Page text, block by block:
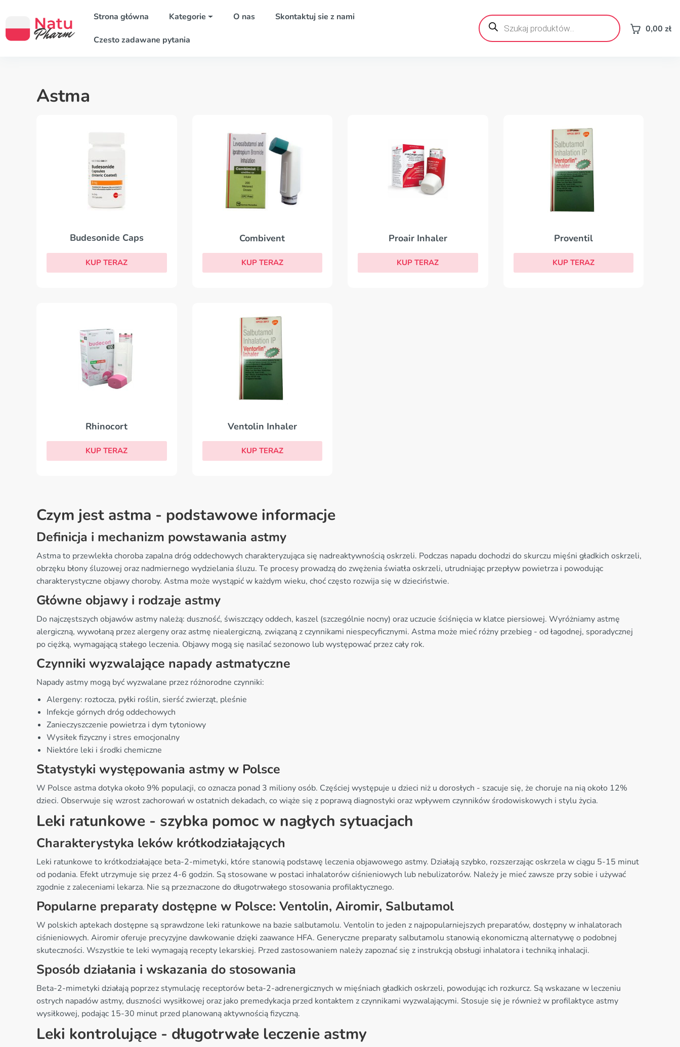
Strona główna Kategorie O nas Skontaktuj sie z nami
Czesto zadawane pytania
Wyszukiwarka
produktów 0,00 zł
Astma
Budesonide Caps
KUP TERAZ
Combivent
KUP TERAZ
Proair Inhaler
KUP TERAZ
Proventil
KUP TERAZ
Rhinocort
KUP TERAZ
Ventolin Inhaler
KUP TERAZ
Czym jest astma - podstawowe informacje
Definicja i mechanizm powstawania astmy
Astma to przewlekła choroba zapalna dróg oddechowych charakteryzująca się nadreaktywnością oskrzeli. Podczas napadu dochodzi do skurczu mięśni gładkich oskrzeli,
obrzęku błony śluzowej oraz nadmiernego wydzielania śluzu. Te procesy prowadzą do zwężenia światła oskrzeli, utrudniając przepływ powietrza i powodując
charakterystyczne objawy choroby. Astma może wystąpić w każdym wieku, choć często rozwija się w dzieciństwie.
Główne objawy i rodzaje astmy
Do najczęstszych objawów astmy należą: duszność, świszczący oddech, kaszel (szczególnie nocny) oraz uczucie ściśnięcia w klatce piersiowej. Wyróżniamy astmę
alergiczną, wywołaną przez alergeny oraz astmę niealergiczną, związaną z czynnikami niespecyficznymi. Astma może mieć różny przebieg - od łagodnej, sporadycznej
po ciężką, wymagającą stałego leczenia. Objawy mogą się nasilać sezonowo lub występować przez cały rok.
Czynniki wyzwalające napady astmatyczne
Napady astmy mogą być wyzwalane przez różnorodne czynniki:
Alergeny: roztocza, pyłki roślin, sierść zwierząt, pleśnie
Infekcje górnych dróg oddechowych
Zanieczyszczenie powietrza i dym tytoniowy
Wysiłek fizyczny i stres emocjonalny
Niektóre leki i środki chemiczne
Statystyki występowania astmy w Polsce
W Polsce astma dotyka około 9% populacji, co oznacza ponad 3 miliony osób. Częściej występuje u dzieci niż u dorosłych - szacuje się, że choruje na nią około 12%
dzieci. Obserwuje się wzrost zachorowań w ostatnich dekadach, co wiąże się z poprawą diagnostyki oraz wpływem czynników środowiskowych i stylu życia.
Leki ratunkowe - szybka pomoc w nagłych sytuacjach
Charakterystyka leków krótkodziałających
Leki ratunkowe to krótkodziałające beta-2-mimetyki, które stanowią podstawę leczenia objawowego astmy. Działają szybko, rozszerzając oskrzela w ciągu 5-15 minut
od podania. Efekt utrzymuje się przez 4-6 godzin. Są stosowane w postaci inhalatorów ciśnieniowych lub nebulizatorów. Należy je mieć zawsze przy sobie i używać
zgodnie z zaleceniami lekarza. Nie są przeznaczone do długotrwałego stosowania profilaktycznego.
Popularne preparaty dostępne w Polsce: Ventolin, Airomir, Salbutamol
W polskich aptekach dostępne są sprawdzone leki ratunkowe na bazie salbutamolu. Ventolin to jeden z najpopularniejszych preparatów, dostępny w inhalatorach
ciśnieniowych. Airomir oferuje precyzyjne dawkowanie dzięki zaawance HFA. Generyczne preparaty salbutamolu stanowią ekonomiczną alternatywę o podobnej
skuteczności. Wszystkie te leki wymagają recepty lekarskiej. Przed zastosowaniem należy zapoznać się z instrukcją obsługi inhalatora i techniką inhalacji.
Sposób działania i wskazania do stosowania
Beta-2-mimetyki działają poprzez stymulację receptorów beta-2-adrenergicznych w mięśniach gładkich oskrzeli, powodując ich rozkurcz. Są wskazane w leczeniu
ostrych napadów astmy, duszności wysiłkowej oraz jako premedykacja przed kontaktem z czynnikami wyzwalającymi. Stosuje się je również w profilaktyce astmy
wysiłkowej, podając 15-30 minut przed planowaną aktywnością fizyczną.
Leki kontrolujące - długotrwałe leczenie astmy